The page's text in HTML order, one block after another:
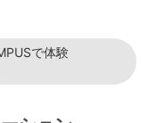
で体験